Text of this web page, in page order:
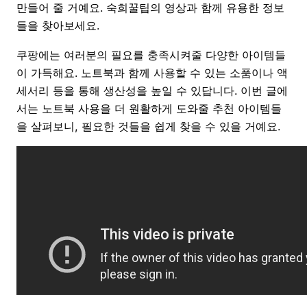
만들어 줄 거예요. 숙희꿀팁의 영상과 함께 유용한 정보
들을 찾아보세요.
쿠팡에는 여러분의 필요를 충족시켜줄 다양한 아이템들
이 가득해요. 노트북과 함께 사용할 수 있는 소품이나 액
세서리 등을 통해 생산성을 높일 수 있답니다. 이번 글에
서는 노트북 사용을 더 원활하게 도와줄 추천 아이템들
을 살펴보니, 필요한 것들을 쉽게 찾을 수 있을 거예요.